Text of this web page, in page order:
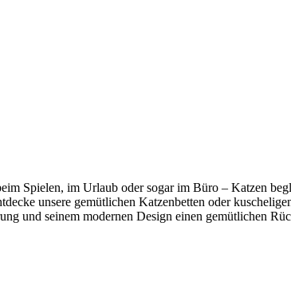
Spielen, im Urlaub oder sogar im Büro – Katzen
unsere gemütlichen Katzenbetten oder
und seinem modernen Design einen gemütlichen